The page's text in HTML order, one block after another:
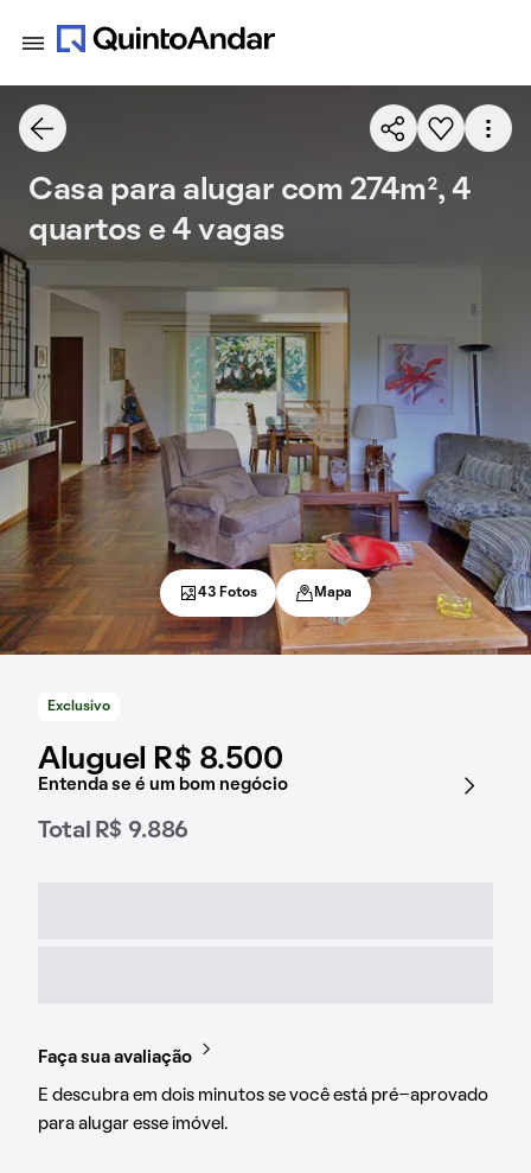
Exclusivo
Aluguel R$ 8.500
Entenda se é um bom negócio
Total R$ 9.886
Faça sua avaliação
E descubra em dois minutos se você está pré-aprovado
para alugar esse imóvel.
Casa para alugar com 274m², 4
quartos e 4 vagas
43 Fotos Mapa